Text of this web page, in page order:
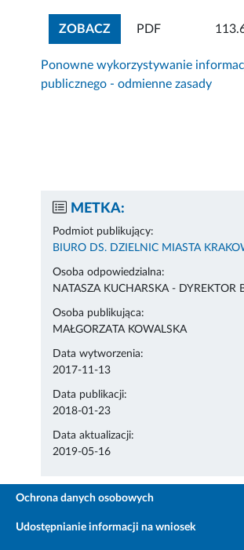
ZOBACZZOBACZ ZAŁĄCZNIK
PDF
Ponowne wykorzystywanie
publicznego - odmienne zasady
METKA:
Podmiot publikujący:
BIURO DS. DZIELNIC MIASTA
Osoba odpowiedzialna:
NATASZA KUCHARSKA - DYREKTOR
Osoba publikująca:
MAŁGORZATA KOWALSKA
Data wytworzenia:
2017-11-13
Data publikacji:
2018-01-23
Data aktualizacji:
2019-05-16
Ochrona danych osobowych
Udostępnianie informacji na wniosek